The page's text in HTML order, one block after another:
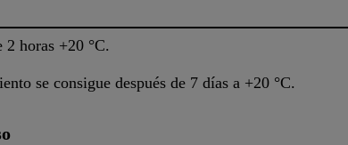
2 horas +20 °C.
se consigue después de 7 días a +20 °C.